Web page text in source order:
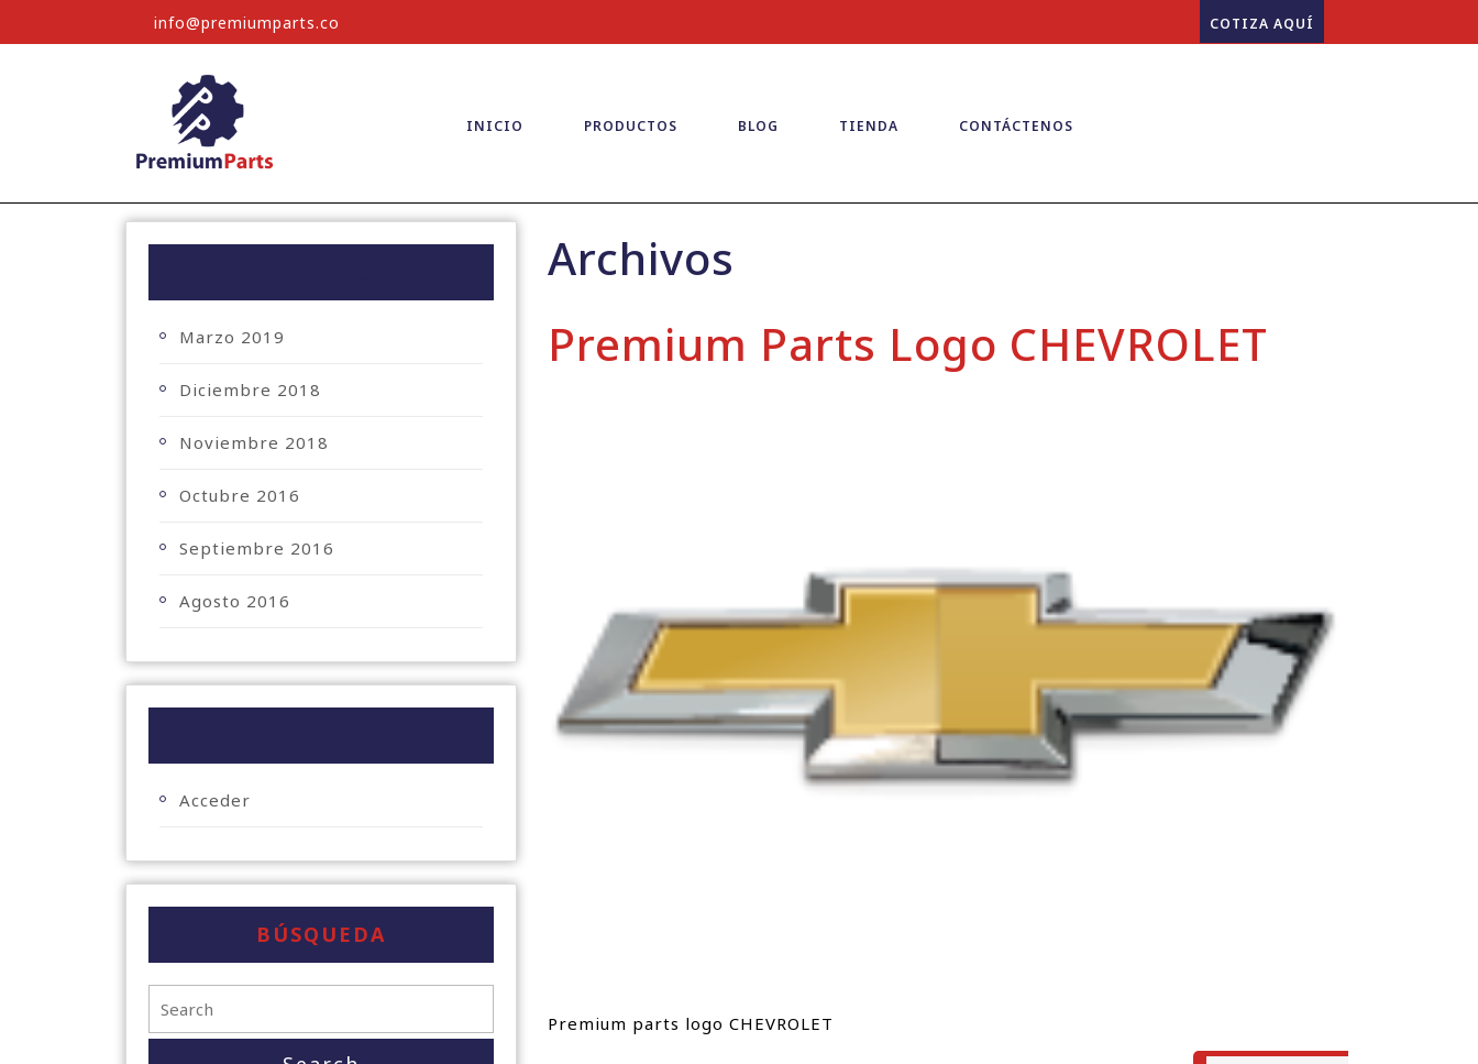
info@premiumparts.co COTIZA AQUÍ
INICIO PRODUCTOS BLOG TIENDA CONTÁCTENOS
Marzo 2019
Diciembre 2018
Noviembre 2018
Octubre 2016
Septiembre 2016
Agosto 2016
Acceder
BÚSQUEDA
Archivos
Premium Parts Logo CHEVROLET
Premium parts logo CHEVROLET